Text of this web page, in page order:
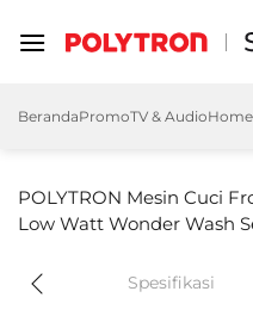
BerandaPromoTV & Audio
POLYTRON Mesin Cuci
Low Watt Wonder Wash
Spesifikasi